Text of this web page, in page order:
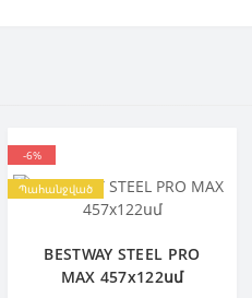
-6%
Պահանջված
BESTWAY STEEL PRO
MAX 457х122սմ